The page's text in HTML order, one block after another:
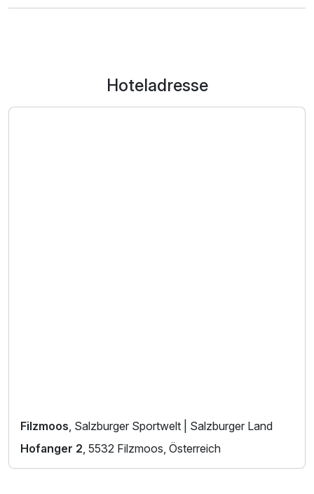
Hoteladresse
Filzmoos , Salzburger Sportwelt | Salzburger Land
Hofanger 2 , 5532 Filzmoos, Österreich